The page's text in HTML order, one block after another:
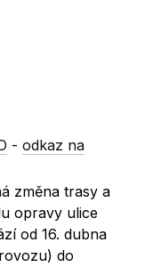
-odkaz na
změna trasy a
opravy ulice
od 16. dubna
do